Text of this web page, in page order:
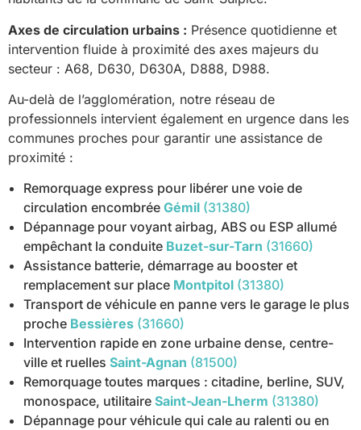
Axes de circulation urbains : Présence quotidienne et
intervention fluide à proximité des axes majeurs du
secteur : A68, D630, D630A, D888, D988.
Au-delà de l’agglomération, notre réseau de
professionnels intervient également en urgence dans les
communes proches pour garantir une assistance de
proximité :
Remorquage express pour libérer une voie de
circulation encombrée Gémil (31380)
Dépannage pour voyant airbag, ABS ou ESP allumé
empêchant la conduite Buzet-sur-Tarn (31660)
Assistance batterie, démarrage au booster et
remplacement sur place Montpitol (31380)
Transport de véhicule en panne vers le garage le plus
proche Bessières (31660)
Intervention rapide en zone urbaine dense, centre-
ville et ruelles Saint-Agnan (81500)
Remorquage toutes marques : citadine, berline, SUV,
monospace, utilitaire Saint-Jean-Lherm (31380)
Dépannage pour véhicule qui cale au ralenti ou en